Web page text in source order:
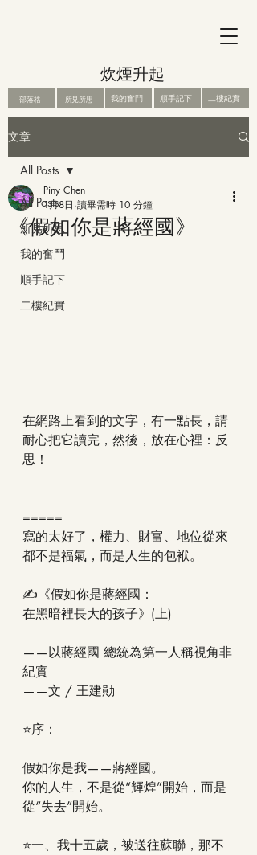
炊煙升起
所見所思 我的奮鬥 順手記下
部落格 二樓紀實
文章
All Posts
所見所思
我的奮鬥
順手記下
二樓紀實
All Posts
《假如你是蔣經國》
Piny Chen
1月8日 讀畢需時 10 分鐘
在網路上看到的文字，有一點長，請
耐心把它讀完，然後，放在心裡：反
思！
=====
寫的太好了，權力、財富、地位從來
都不是福氣，而是人生的包袱。
✍️《假如你是蔣經國：
在黑暗裡長大的孩子》(上)
——以蔣經國 總統為第一人稱視角非
紀實
——文 / 王建勛
⭐序：
假如你是我——蔣經國。
你的人生，不是從“輝煌”開始，而是
從“失去”開始。
⭐一、我十五歲，被送往蘇聯，那不